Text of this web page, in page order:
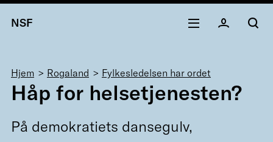
NSF
Navigasjonssti
Hjem Rogaland Fylkesledelsen har ordet
Håp for helsetjenesten?
På demokratiets dansegulv,